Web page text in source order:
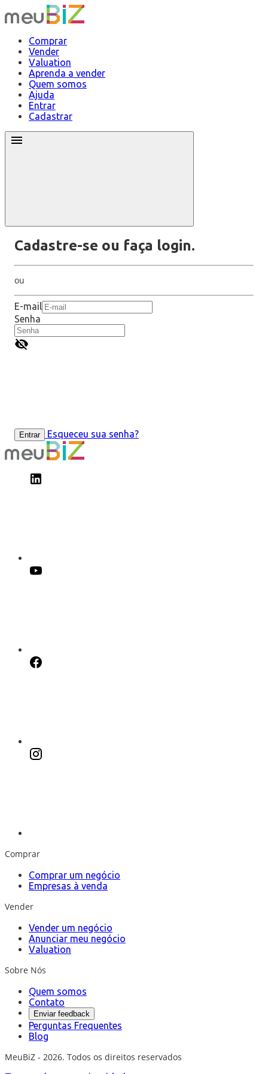
Comprar
Vender
Valuation
Aprenda a vender
Quem somos
Ajuda
Entrar
Cadastrar
Cadastre-se ou faça login.
ou
E-mail
Senha
Entrar Esqueceu sua senha?
Comprar
Comprar um negócio
Empresas à venda
Vender
Vender um negócio
Anunciar meu negócio
Valuation
Sobre Nós
Quem somos
Contato
Enviar feedback
Perguntas Frequentes
Blog
MeuBiZ - 2026. Todos os direitos reservados